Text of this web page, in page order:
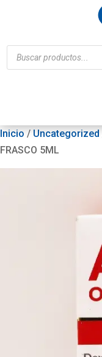
Búsqueda
de
productos
Inicio / Uncategorized
FRASCO 5ML